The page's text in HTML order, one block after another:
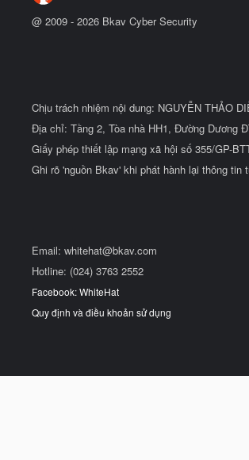
@ 2009 - 2026 Bkav Cyber Security
Chịu trách nhiệm nội dung: NGUYỄN THẢO
Địa chỉ: Tầng 2, Tòa nhà HH1, Đường Dương
Giấy phép thiết lập mạng xã hội số 355/GP-
Ghi rõ 'nguồn Bkav' khi phát hành lại thông tin
Email: whitehat@bkav.com
Hotline: (024) 3763 2552
Facebook: WhiteHat
Quy định và điều khoản sử dụng